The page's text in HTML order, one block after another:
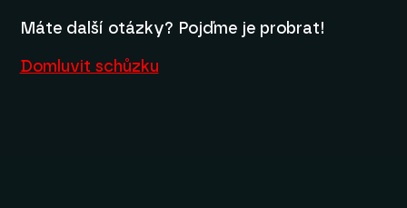
Máte další otázky? Pojďme je probrat!
Domluvit schůzku